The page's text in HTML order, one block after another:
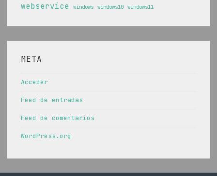
webservice
windows windows10 windows11
META
Acceder
Feed de entradas
Feed de comentarios
WordPress.org